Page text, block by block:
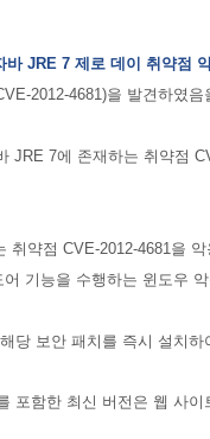
바 JRE 7 제로 데이 취약점
2012-4681)을 발견하였음
JRE 7에 존재하는 취약점
취약점 CVE-2012-4681을
기능을 수행하는 윈도우
당 보안 패치를 즉시 설치하
포함한 최신 버전은 웹 사이